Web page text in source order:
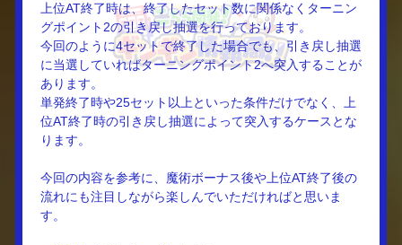
上位AT終了時は、終了したセット数に関係なくターニン
グポイント2の引き戻し抽選を行っております。
今回のように4セットで終了した場合でも、引き戻し抽選
に当選していればターニングポイント2へ突入することが
あります。
単発終了時や25セット以上といった条件だけでなく、上
位AT終了時の引き戻し抽選によって突入するケースとな
ります。
今回の内容を参考に、魔術ボーナス後や上位AT終了後の
流れにも注目しながら楽しんでいただければと思いま
す。